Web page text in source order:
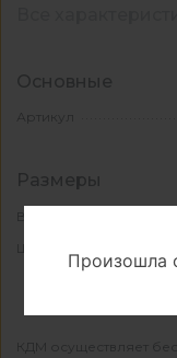
Основные
Артикул
Размеры
Высота, мм
Ширина, мм
КДМ осуществляет
Произошла